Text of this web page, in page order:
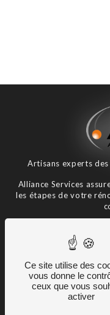
Artisans experts
Alliance Services
les étapes de votre
Ce site utilise des
vous donne le
ceux que vous
activer